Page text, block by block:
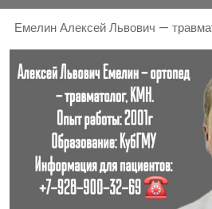
Емелин Алексей Львович —